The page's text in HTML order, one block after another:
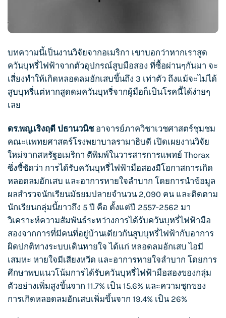
บทความนี้เป็นงานวิจัยจากอเมริกา เขาบอกว่าหากเราสูด
ควันบุหรี่ไฟฟ้าจากตัวอุปกรณ์สูบมือสอง ที่ซื้อผ่านๆกันมา จะ
เสี่ยงทำให้เกิดหลอดลมอักเสบขึ้นถึง 3 เท่าตัว ถึงแม้จะไม่ได้
สูบบุหรี่แต่หากสูดดมควันบุหรี่จากผู้มือก็เป็นโรคนี้ได้ง่ายๆ
เลย
ดร.พญ.เริงฤดี ปธานวนิชอาจารย์ภาควิชาเวชศาสตร์ชุมชม
คณะแพทยศาสตร์โรงพยาบาลรามาธิบดี เปิดเผยงานวิจัย
ใหม่จากสหรัฐอเมริกา ตีพิมพ์ในวารสารการแพทย์ Thorax
ซึ่งชี้ชัดว่า การได้รับควันบุหรี่ไฟฟ้ามือสองมีโอกาสการเกิด
หลอดลมอักเสบ และอาการหายใจลำบาก โดยการนำข้อมูล
ผลสำรวจนักเรียนมัธยมปลายจำนวน 2,090 คน และติดตาม
นักเรียนกลุ่มนี้ยาวถึง 5 ปี คือ ตั้งแต่ปี 2557-2562 มา
วิเคราะห์ความสัมพันธ์ระหว่างการได้รับควันบุหรี่ไฟฟ้ามือ
สองจากการที่มีคนที่อยู่บ้านเดียวกันสูบบุหรี่ไฟฟ้ากับอาการ
ผิดปกติทางระบบเดินหายใจ ได้แก่ หลอดลมอักเสบ ไอมี
เสมหะ หายใจมีเสียงหวีด และอาการหายใจลำบาก โดยการ
ศึกษาพบแนวโน้มการได้รับควันบุหรี่ไฟฟ้ามือสองของกลุ่ม
ตัวอย่างเพิ่มสูงขึ้นจาก 11.7% เป็น 15.6% และความชุกของ
การเกิดหลอดลมอักเสบเพิ่มขึ้นจาก 19.4% เป็น 26%